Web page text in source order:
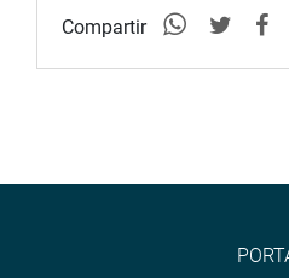
Compartir